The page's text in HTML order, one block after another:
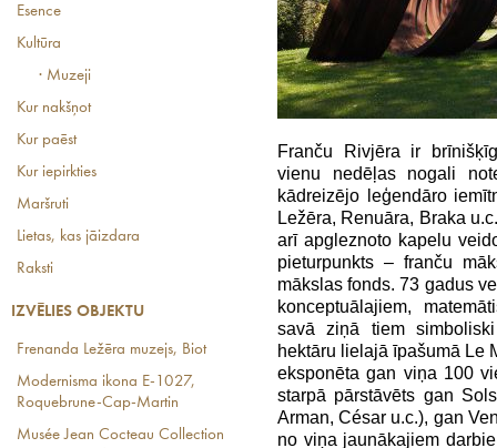
Esence
Kultūra
· Muzeji
Kur nakšņot
Kur paēst
Kur iepirkties
Maršruti
Lietas, kas jāizdara
Raksti
IZVĒLIES OBJEKTU
Frenanda Ležēra muzejs, Biot
Modernisma ikona E-1027,
Roquebrune-Cap-Martin
Musée Jean Cocteau Collection
Franču Rivjēra ir
vienu nedēļas nogali
kādreizējo leģendāro
Ležēra, Renuāra, Braka
arī apgleznoto kapelu
pieturpunkts – franču
mākslas fonds. 73 gadus
konceptuālajiem,
savā ziņā tiem
hektāru lielajā īpašumā Le
eksponēta gan viņa 100
starpā pārstāvēts gan
Arman, César u.c.), gan
no viņa jaunākajiem